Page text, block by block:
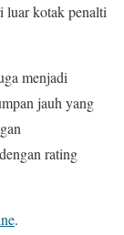
luar kotak penalti
menjadi
jauh yang
rating
.